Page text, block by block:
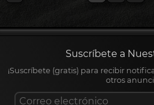
Suscríbete a
¡Suscríbete (gratis) para recibir
otros